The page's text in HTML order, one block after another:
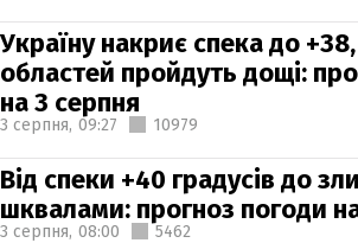
Україну накриє спека до
областей пройдуть дощі:
на 3 серпня
3 серпня, 09:27 10979
Від спеки +40 градусів до
шквалами: прогноз погоди
3 серпня, 08:00 5462